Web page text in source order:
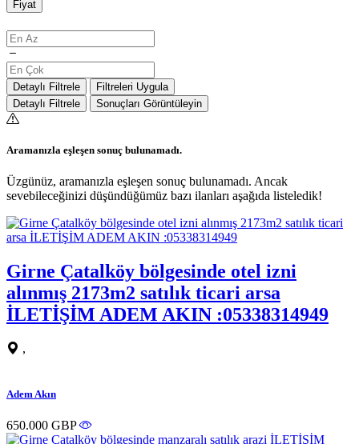
Fiyat
Detaylı Filtrele
Filtreleri Uygula
Detaylı Filtrele
Sonuçları Görüntüleyin
Aramanızla eşleşen sonuç bulunamadı.
Üzgünüz, aramanızla eşleşen sonuç bulunamadı. Ancak
sevebileceğinizi düşündüğümüz bazı ilanları aşağıda listeledik!
Girne Çatalköy bölgesinde otel izni
alınmış 2173m2 satılık ticari arsa
İLETİŞİM ADEM AKIN :05338314949
,
Adem Akın
650.000 GBP